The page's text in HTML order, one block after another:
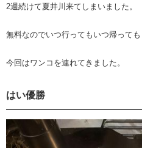
2週続けて夏井川来てしまいました。
無料なのでいつ行ってもいつ帰っても
今回はワンコを連れてきました。
はい優勝